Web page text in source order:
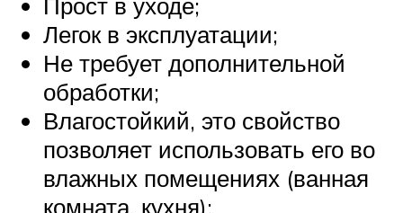
Легок в эксплуатации;
Не требует дополнительной
обработки;
Влагостойкий, это свойство
позволяет использовать его во
влажных помещениях (ванная
комната, кухня);